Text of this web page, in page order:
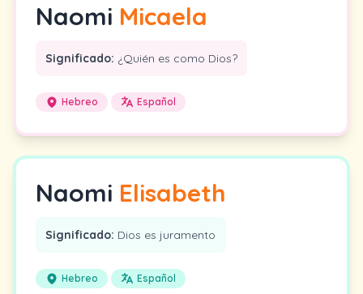
Naomi Micaela
Significado: ¿Quién es como Dios?
Hebreo Español
Naomi Elisabeth
Significado: Dios es juramento
Hebreo Español